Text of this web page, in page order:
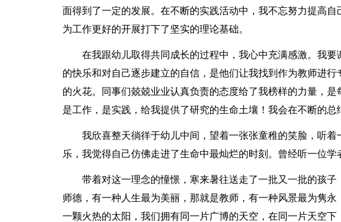
面得到了一定的发展。在不断的实践活动中，我不忘努力提高
为工作更好的开展打下了坚实的理论基础。
在我跟幼儿取得共同成长的过程中，我心中充满感激。我
的快乐和对自己逐步建立的自信，是他们让我找到作为教师进
的火花。同事们兢兢业业认真负责的态度给了我榜样的力量，是
是工作，是实践，给我提供了研究的生命土壤！我会在不断的总
我欣喜整天徜徉于幼儿中间，望着一张张童稚的笑脸，听
乐，我觉得自己仿佛走进了生命中最灿烂的时刻。曾经听一位学
带着对这一理念的憧憬，寒来暑往送走了一批又一批的孩
师德，有一种人生最为美丽，那就是教师，有一种风景最为隽
一颗火热的太阳，我们拥有同一片广博的天空，在同一片天空